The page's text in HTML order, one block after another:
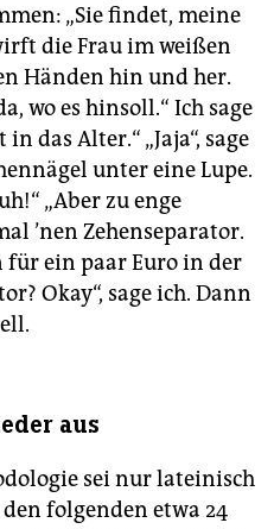
„Sie findet, meine
die Frau im weißen
Händen hin und her.
wo es hinsoll.“ Ich sage
das Alter.“ „Jaja“, sage
unter eine Lupe.
„Aber zu enge
’nen Zehenseparator.
für ein paar Euro in der
Okay“, sage ich. Dann
aus
sei nur lateinisch
folgenden etwa 24